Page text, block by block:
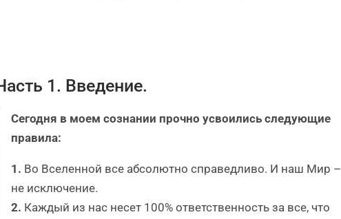
1. Введение.
Сегодня в моем сознании прочно усвоились следующие
правила:
1. Во Вселенной все абсолютно справедливо. И наш Мир –
не исключение.
2. Каждый из нас несет 100% ответственность за все, что